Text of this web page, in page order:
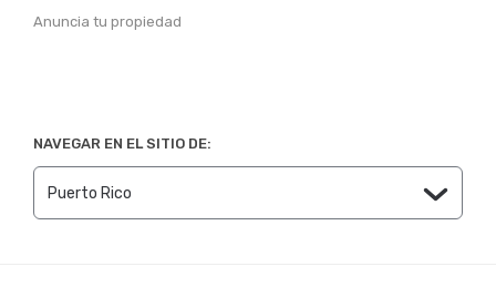
Anuncia tu propiedad
NAVEGAR EN EL SITIO DE: